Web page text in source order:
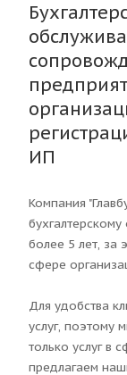
ИП
Компания
более 5 лет, за
сфере
Для удобства
услуг, поэтому
только услуг в
предлагаем